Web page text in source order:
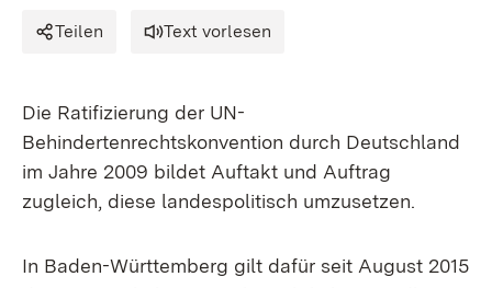
Teilen Text vorlesen
Die Ratifizierung der UN-
Behindertenrechtskonvention durch Deutschland
im Jahre 2009 bildet Auftakt und Auftrag
zugleich, diese landespolitisch umzusetzen.
In Baden-Württemberg gilt dafür seit August 2015